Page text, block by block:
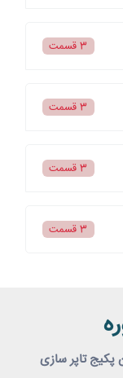
3 قسمت
3 قسمت
3 قسمت
3 قسمت
پکیج تاپر سازی